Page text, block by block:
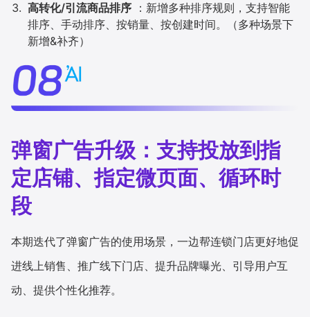
高转化/引流商品排序 ：新增多种排序规则，支持智能
排序、手动排序、按销量、按创建时间。（多种场景下
新增&补齐）
弹窗广告升级：支持投放到指
定店铺、指定微页面、循环时
段
本期迭代了弹窗广告的使用场景，一边帮连锁门店更好地促
进线上销售、推广线下门店、提升品牌曝光、引导用户互
动、提供个性化推荐。